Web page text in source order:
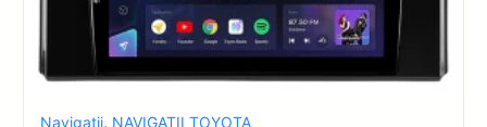
Navigatii, NAVIGATII TOYOTA